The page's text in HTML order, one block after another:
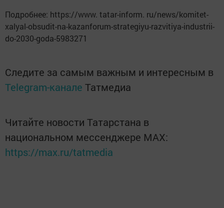
Подробнее: https://www. tatar-inform. ru/news/komitet-
xalyal-obsudit-na-kazanforum-strategiyu-razvitiya-industrii-
do-2030-goda-5983271
Следите за самым важным и интересным в
Telegram-канале Татмедиа
Читайте новости Татарстана в
национальном мессенджере MАХ:
https://max.ru/tatmedia